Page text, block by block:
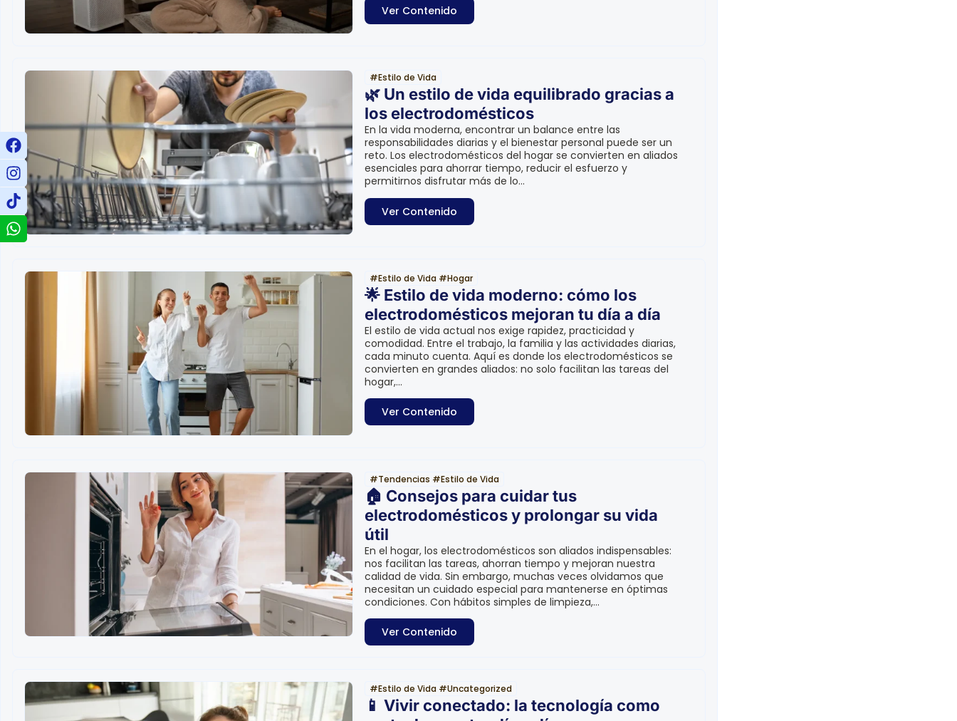
Ver Contenido
#Estilo de Vida
🌿 Un estilo de vida equilibrado gracias a
los electrodomésticos
En la vida moderna, encontrar un balance entre las
responsabilidades diarias y el bienestar personal puede ser un
reto. Los electrodomésticos del hogar se convierten en aliados
esenciales para ahorrar tiempo, reducir el esfuerzo y
permitirnos disfrutar más de lo...
Ver Contenido
#Estilo de Vida#Hogar
🌟 Estilo de vida moderno: cómo los
electrodomésticos mejoran tu día a día
El estilo de vida actual nos exige rapidez, practicidad y
comodidad. Entre el trabajo, la familia y las actividades diarias,
cada minuto cuenta. Aquí es donde los electrodomésticos se
convierten en grandes aliados: no solo facilitan las tareas del
hogar,...
Ver Contenido
#Tendencias #Estilo de Vida
🏠 Consejos para cuidar tus
electrodomésticos y prolongar su vida
útil
En el hogar, los electrodomésticos son aliados indispensables:
nos facilitan las tareas, ahorran tiempo y mejoran nuestra
calidad de vida. Sin embargo, muchas veces olvidamos que
necesitan un cuidado especial para mantenerse en óptimas
condiciones. Con hábitos simples de limpieza,...
Ver Contenido
#Estilo de Vida#Uncategorized
📱 Vivir conectado: la tecnología como